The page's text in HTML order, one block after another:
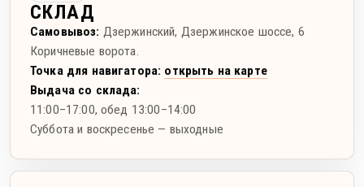
СКЛАД
Самовывоз: Дзержинский, Дзержинское шоссе, 6
Коричневые ворота.
Точка для навигатора: открыть на карте
Выдача со склада:
11:00–17:00, обед 13:00–14:00
Суббота и воскресенье — выходные